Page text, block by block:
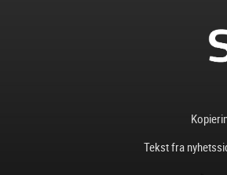
Tekst fra